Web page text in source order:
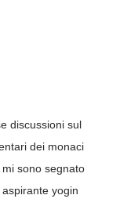
discussioni sul
dei monaci
sono segnato
yogin